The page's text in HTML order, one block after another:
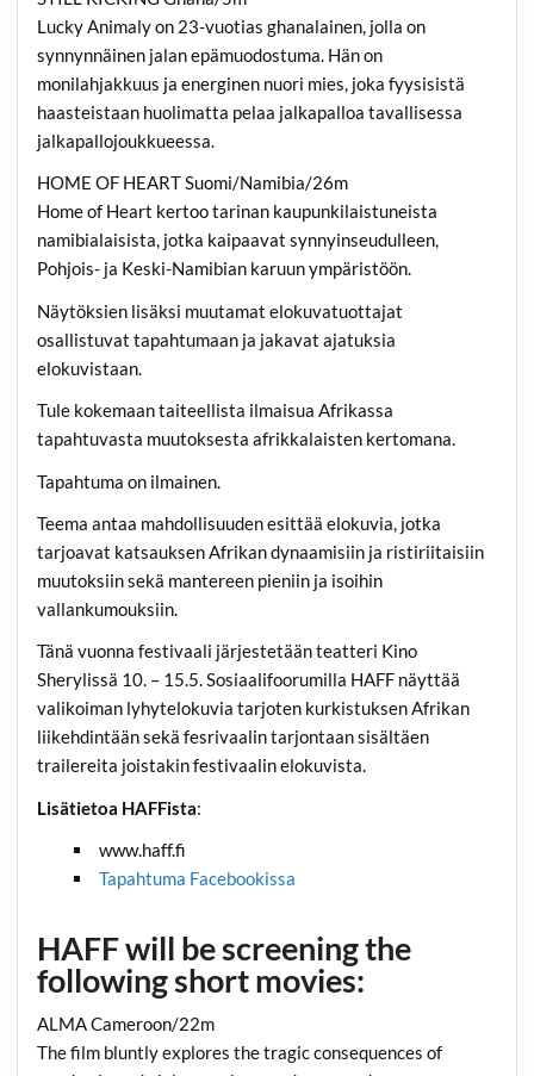
Lucky Animaly on 23-vuotias ghanalainen, jolla on
synnynnäinen jalan epämuodostuma. Hän on
monilahjakkuus ja energinen nuori mies, joka fyysisistä
haasteistaan huolimatta pelaa jalkapalloa tavallisessa
jalkapallojoukkueessa.
HOME OF HEART Suomi/Namibia/26m
Home of Heart kertoo tarinan kaupunkilaistuneista
namibialaisista, jotka kaipaavat synnyinseudulleen,
Pohjois- ja Keski-Namibian karuun ympäristöön.
Näytöksien lisäksi muutamat elokuvatuottajat
osallistuvat tapahtumaan ja jakavat ajatuksia
elokuvistaan.
Tule kokemaan taiteellista ilmaisua Afrikassa
tapahtuvasta muutoksesta afrikkalaisten kertomana.
Tapahtuma on ilmainen.
Teema antaa mahdollisuuden esittää elokuvia, jotka
tarjoavat katsauksen Afrikan dynaamisiin ja ristiriitaisiin
muutoksiin sekä mantereen pieniin ja isoihin
vallankumouksiin.
Tänä vuonna festivaali järjestetään teatteri Kino
Sherylissä 10. – 15.5. Sosiaalifoorumilla HAFF näyttää
valikoiman lyhytelokuvia tarjoten kurkistuksen Afrikan
liikehdintään sekä fesrivaalin tarjontaan sisältäen
trailereita joistakin festivaalin elokuvista.
Lisätietoa HAFFista:
www.haff.fi
Tapahtuma Facebookissa
HAFF will be screening the
following short movies:
ALMA Cameroon/22m
The film bluntly explores the tragic consequences of